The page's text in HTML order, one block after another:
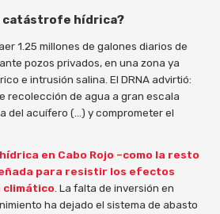
catástrofe hídrica?
1.25 millones de galones diarios de
pozos privados, en una zona ya
e intrusión salina. El DRNA advirtió:
recolección de agua a gran escala
del acuífero (…) y comprometer el
en Cabo Rojo –como la resto
para resistir los efectos
climático. La falta de inversión en
ha dejado el sistema de abasto